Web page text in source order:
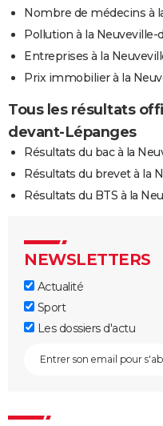
Nombre de médecins à
Pollution à la
Entreprises à la
Prix immobilier à la
Tous les résultats
devant-Lépanges
Résultats du bac à la
Résultats du brevet à la
Résultats du BTS à la
NEWSLETTERS
Actualité
Sport
Les dossiers d'actu